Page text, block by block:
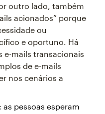
outro lado, também
acionados” porque
ou
e oportuno. Há
e-mails transacionais
de e-mails
nos cenários a
: as pessoas esperam